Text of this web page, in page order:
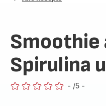
Smoothie
Spirulina
- /5 -